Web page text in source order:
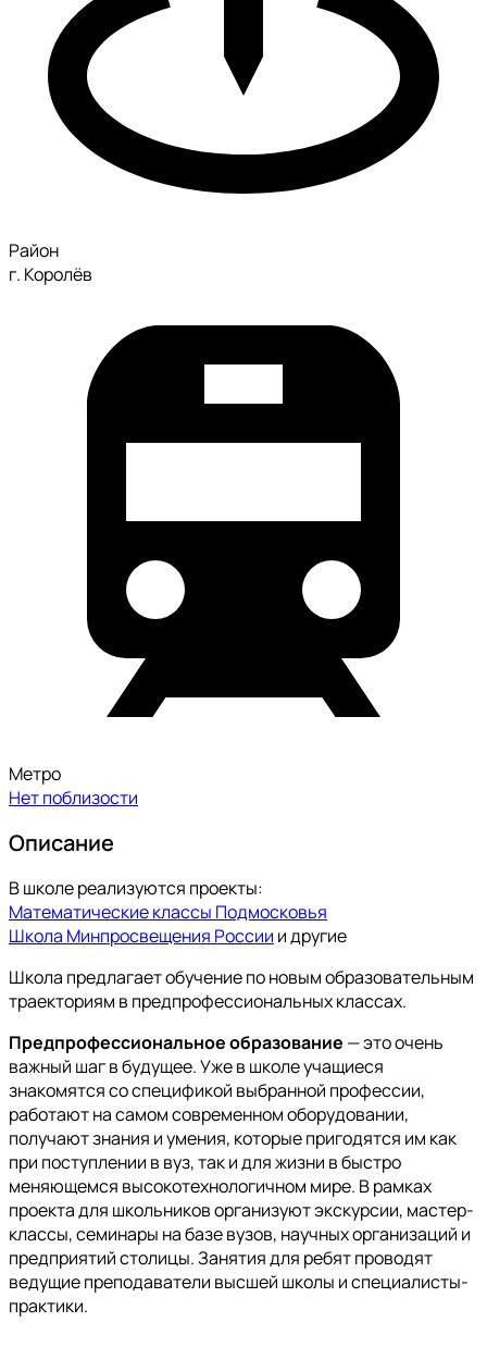
Район
г. Королёв
Метро
Нет поблизости
Описание
В школе реализуются проекты:
Математические классы Подмосковья
Школа Минпросвещения России и другие
Школа предлагает обучение по новым образовательным
траекториям в предпрофессиональных классах.
Предпрофессиональное образование — это очень
важный шаг в будущее. Уже в школе учащиеся
знакомятся со спецификой выбранной профессии,
работают на самом современном оборудовании,
получают знания и умения, которые пригодятся им как
при поступлении в вуз, так и для жизни в быстро
меняющемся высокотехнологичном мире. В рамках
проекта для школьников организуют экскурсии, мастер-
классы, семинары на базе вузов, научных организаций и
предприятий столицы. Занятия для ребят проводят
ведущие преподаватели высшей школы и специалисты-
практики.